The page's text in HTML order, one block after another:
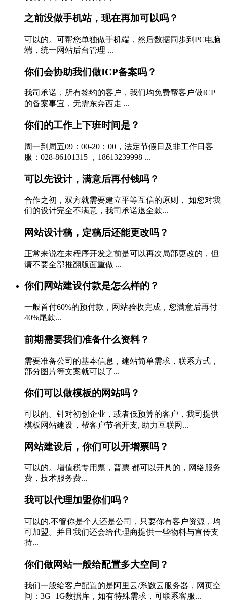
之前没做手机站，现在再加可以吗？
可以的。可帮您单独做手机端，然后数据同步到PC电脑
端，统一网站后台管理 ...
你们会协助我们做ICP备案吗？
我司承诺，所有签约的客户，我们均免费帮客户做ICP
的备案事宜，无需东奔西走 ...
你们的工作上下班时间是？
周一到周五09：00-20：00，法定节假日及非工作日客
服：028-86101315 ，18613239998 ...
可以先设计，满意后再付钱吗？
合作之初，双方就需要建立平等互信的原则， 如您对我
们的设计完全不满意，我司承诺退全款...
网站设计稿，定稿后还能更改吗？
正常来说在未程序开发之前是可以再次局部更改的，但
请不要全部推翻版面重做 ...
你们网站建设付款是怎么样的？
一般首付60%的预付款，网站验收完成，您满意后再付
40%尾款...
前期需要我们准备什么资料？
需要准备公司的基本信息，建站简单需求，联系方式，
部分图片等文案就可以了...
你们可以做模板的网站吗？
可以的。针对初创企业，或者低预算的客户，我司提供
模板网站建设，帮客户节省开支, 助力互联网...
网站建设后，你们可以开增票吗？
可以的。增值税专用票，普票 都可以开具的，网络服务
费，技术服务费...
我可以代理加盟你们吗？
可以的,不管你是个人还是公司，只要你有客户资源，均
可加盟。并且我们还会给代理商提供一些物料与宣传支
持...
你们做网站一般给配置多大空间？
我们一般给客户配置的是阿里云/系数云服务器，网页空
间：3G+1G数据库，如有特殊需求，可联系客服...